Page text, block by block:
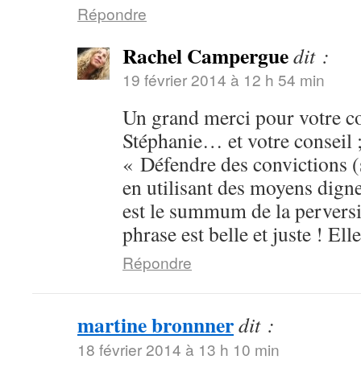
Répondre
Rachel Camperguedit :
19 février 2014 à 12 h 54 min
Un grand merci pour votre
Stéphanie… et votre conseil
« Défendre des convictions
en utilisant des moyens
est le summum de la
phrase est belle et juste !
Répondre
martine bronnnerdit :
18 février 2014 à 13 h 10 min